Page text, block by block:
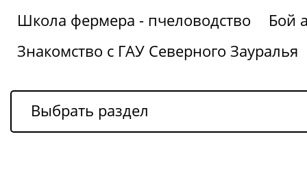
Школа фермера - пчеловодство
Бой
Знакомство с ГАУ Северного Зауралья
Выбрать раздел